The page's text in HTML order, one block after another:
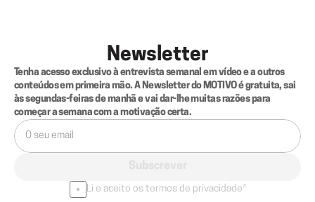
Newsletter
Tenha acesso exclusivo à entrevista semanal em vídeo e a outros
conteúdos em primeira mão. A Newsletter do MOTIVO é gratuita, sai
às segundas-feiras de manhã e vai dar-lhe muitas razões para
começar a semana com a motivação certa.
Li e aceito os termos de privacidade*